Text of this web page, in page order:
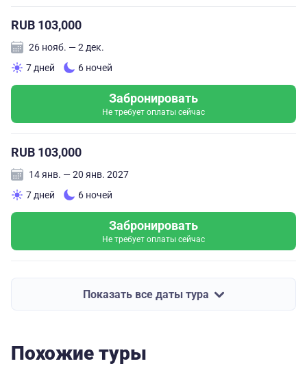
RUB 103,000
26 нояб. — 2 дек.
7 дней
6 ночей
Забронировать
Не требует оплаты сейчас
RUB 103,000
14 янв. — 20 янв. 2027
7 дней
6 ночей
Забронировать
Не требует оплаты сейчас
Показать все даты тура
Похожие туры